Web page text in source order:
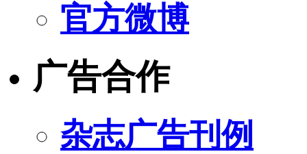
官方微博
广告合作
杂志广告刊例